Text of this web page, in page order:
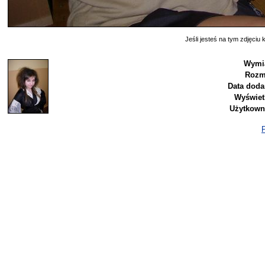
Jeśli jesteś na tym zdjęciu
Data